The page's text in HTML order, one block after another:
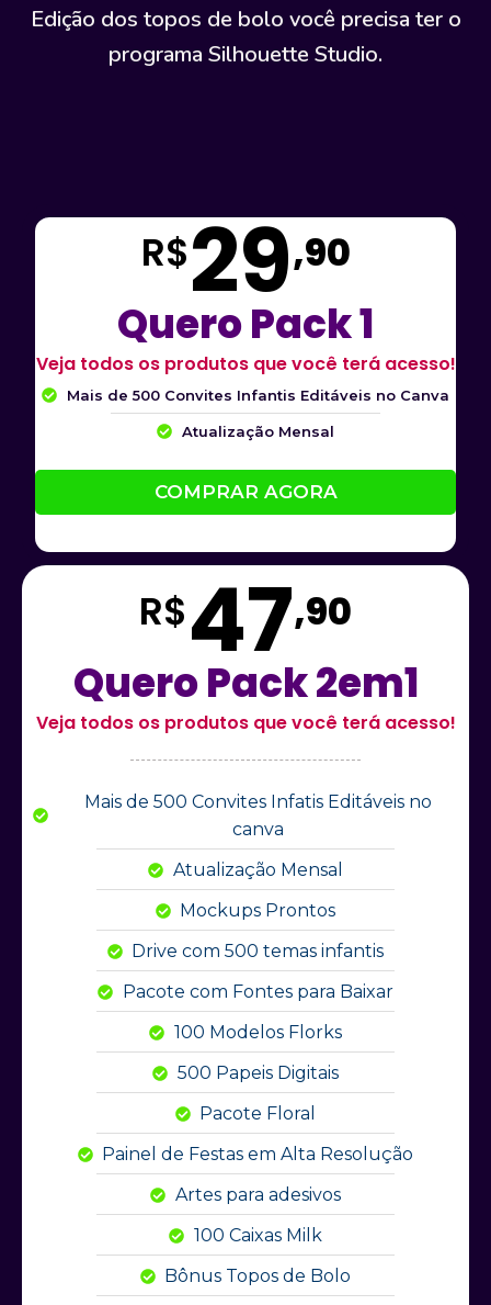
Edição dos topos de bolo você precisa ter o
programa Silhouette Studio.
R$29,90
Quero Pack 1
Veja todos os produtos que você terá acesso!
Mais de 500 Convites Infantis Editáveis no Canva
Atualização Mensal
COMPRAR AGORA
R$47,90
Quero Pack 2em1
Veja todos os produtos que você terá acesso!
Mais de 500 Convites Infatis Editáveis no
canva
Atualização Mensal
Mockups Prontos
Drive com 500 temas infantis
Pacote com Fontes para Baixar
100 Modelos Florks
500 Papeis Digitais
Pacote Floral
Painel de Festas em Alta Resolução
Artes para adesivos
100 Caixas Milk
Bônus Topos de Bolo